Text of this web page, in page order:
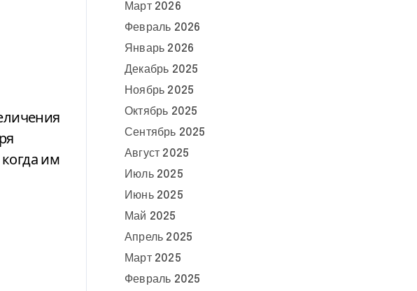
им
Март 2026
Февраль 2026
Январь 2026
Декабрь 2025
Ноябрь 2025
Октябрь 2025
Сентябрь 2025
Август 2025
Июль 2025
Июнь 2025
Май 2025
Апрель 2025
Март 2025
Февраль 2025